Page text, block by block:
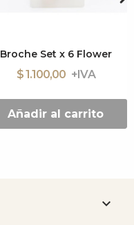
Broche Set x 6 Flower
$ 1.100,00
Añadir al carrito
